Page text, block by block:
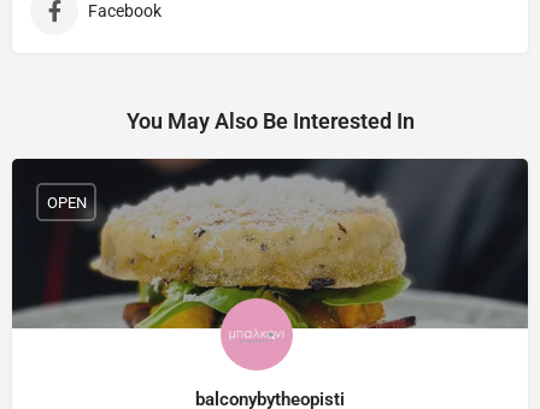
Facebook
You May Also Be Interested In
balconybytheopisti
OPEN